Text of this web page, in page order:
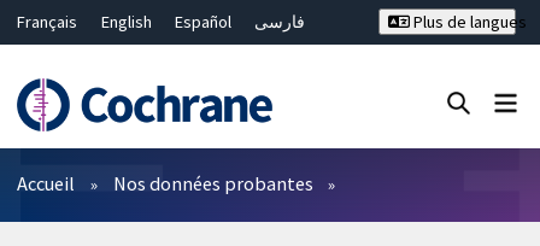
Français English Español
فارسی
Bahasa Malaysia
ไทย
繁體中文
简体中文
Plus de langues
Filtres
Accueil Nos données probantes